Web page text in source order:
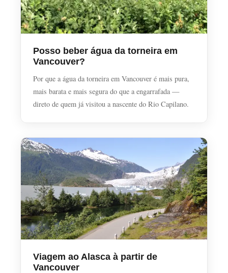
Posso beber água da torneira em
Vancouver?
Por que a água da torneira em Vancouver é mais pura,
mais barata e mais segura do que a engarrafada —
direto de quem já visitou a nascente do Rio Capilano.
Viagem ao Alasca à partir de
Vancouver